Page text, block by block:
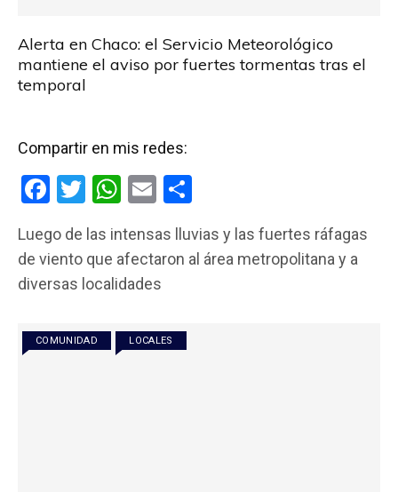
Alerta en Chaco: el Servicio Meteorológico
mantiene el aviso por fuertes tormentas tras el
temporal
Compartir en mis redes:
F
ce
b
o
k
T
tt
er
W
at
s
p
p
E
ail m
p
Luego de las intensas lluvias y las fuertes ráfagas
de viento que afectaron al área metropolitana y a
diversas localidades
COMUNIDAD LOCALES